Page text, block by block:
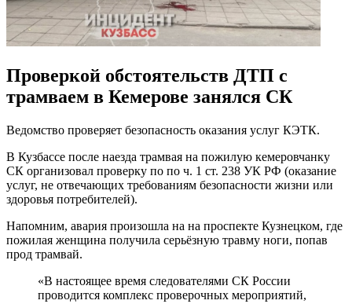
Проверкой обстоятельств ДТП с
трамваем в Кемерове занялся СК
Ведомство проверяет безопасность оказания услуг КЭТК.
В Кузбассе после наезда трамвая на пожилую кемеровчанку
СК организовал проверку по по ч. 1 ст. 238 УК РФ (оказание
услуг, не отвечающих требованиям безопасности жизни или
здоровья потребителей).
Напомним, авария произошла на на проспекте Кузнецком, где
пожилая женщина получила серьёзную травму ноги, попав
прод трамвай.
«В настоящее время следователями СК России
проводится комплекс проверочных мероприятий,